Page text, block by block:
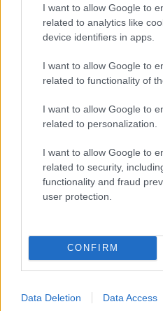
I want to allow Google to
related to analytics like
device identifiers in apps.
I want to allow Google to
related to functionality of
I want to allow Google to
related to personalization.
I want to allow Google to
related to security,
functionality and fraud
user protection.
CONFIRM
Data Deletion Data Access
di indipendenzada
esercitate dagli Stati
Trump potrebbe
finanziamento ad altre
conseguenze disastrose.
Onu per i rifugiati, ad
di quasi 11 miliardi di
dagli Usa più di due
seguita dall’Unione
risentirebbe